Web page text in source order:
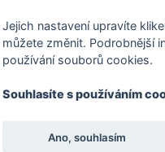
Více o produktu
Boční a horní část zárubně je
V objednávací tabulce e-
Jejich nastavení upravíte
můžete změnit. Podrobnější
používání souborů cookies.
Souhlasíte s používáním
Ano, souhlasím